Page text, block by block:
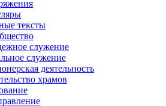
тексты
служение
служение
деятельность
храмов